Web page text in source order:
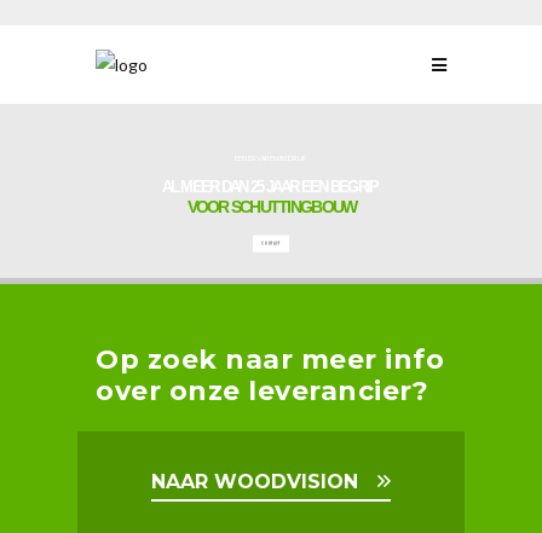
VOOR SCHUTTINGBOUW
CONTACT
Op zoek naar meer info
over onze leverancier?
NAAR WOODVISION